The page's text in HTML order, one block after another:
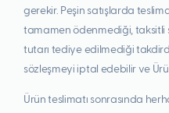
gerekir. Peşin satışlarda
tamamen ödenmediği, taksitli
tutarı tediye edilmediği
sözleşmeyi iptal edebilir ve
Ürün teslimatı sonrasında